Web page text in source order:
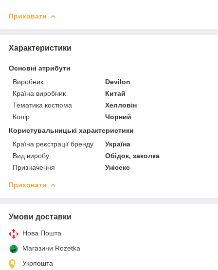
Приховати
Характеристики
Основні атрибути
Виробник
Devilon
Країна виробник
Китай
Тематика костюма
Хелловін
Колір
Чорний
Користувальницькі характеристики
Країна реєстрації бренду
Україна
Вид виробу
Обідок, заколка
Призначення
Унісекс
Приховати
Умови доставки
Нова Пошта
Магазини Rozetka
Укрпошта